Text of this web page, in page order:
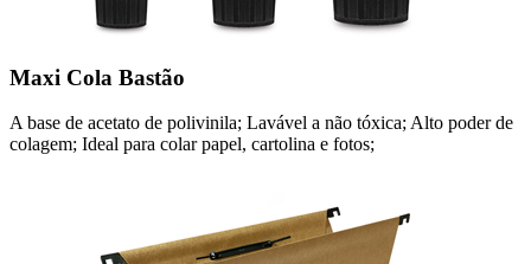
Maxi Cola Bastão
A base de acetato de polivinila; Lavável a não tóxica; Alto poder de
colagem; Ideal para colar papel, cartolina e fotos;